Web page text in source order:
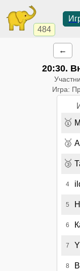
484
←
20:30.
Игра:
🥇
🥈
🥉
4
5
6
7
8